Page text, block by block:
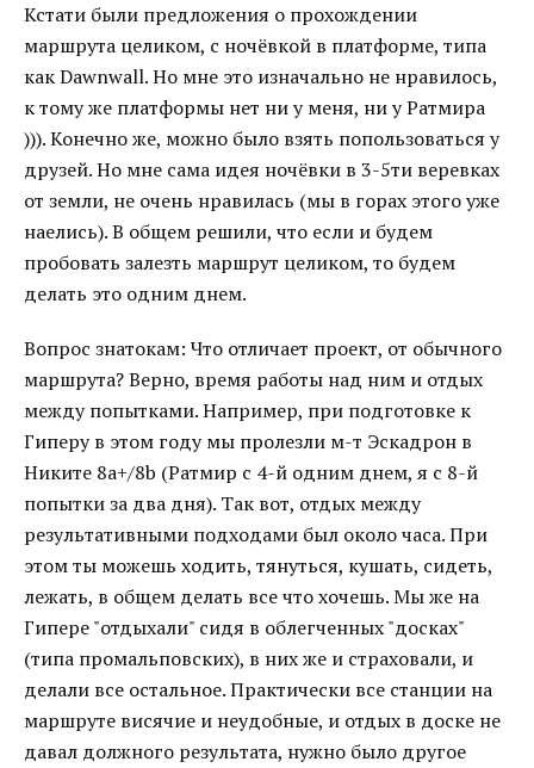
Кстати были предложения о прохождении
маршрута целиком, с ночёвкой в платформе, типа
как Dawnwall. Но мне это изначально не нравилось,
к тому же платформы нет ни у меня, ни у Ратмира
))). Конечно же, можно было взять попользоваться у
друзей. Но мне сама идея ночёвки в 3-5ти веревках
от земли, не очень нравилась (мы в горах этого уже
наелись). В общем решили, что если и будем
пробовать залезть маршрут целиком, то будем
делать это одним днем.
Вопрос знатокам: Что отличает проект, от обычного
маршрута? Верно, время работы над ним и отдых
между попытками. Например, при подготовке к
Гиперу в этом году мы пролезли м-т Эскадрон в
Никите 8а+/8b (Ратмир с 4-й одним днем, я с 8-й
попытки за два дня). Так вот, отдых между
результативными подходами был около часа. При
этом ты можешь ходить, тянуться, кушать, сидеть,
лежать, в общем делать все что хочешь. Мы же на
Гипере "отдыхали" сидя в облегченных "досках"
(типа промальповских), в них же и страховали, и
делали все остальное. Практически все станции на
маршруте висячие и неудобные, и отдых в доске не
давал должного результата, нужно было другое